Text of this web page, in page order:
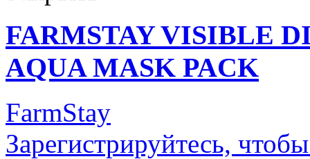
FARMSTAY VISIBLE
AQUA MASK PACK
FarmStay
Зарегистрируйтесь,